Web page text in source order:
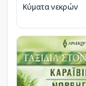
Κύματα νεκρών